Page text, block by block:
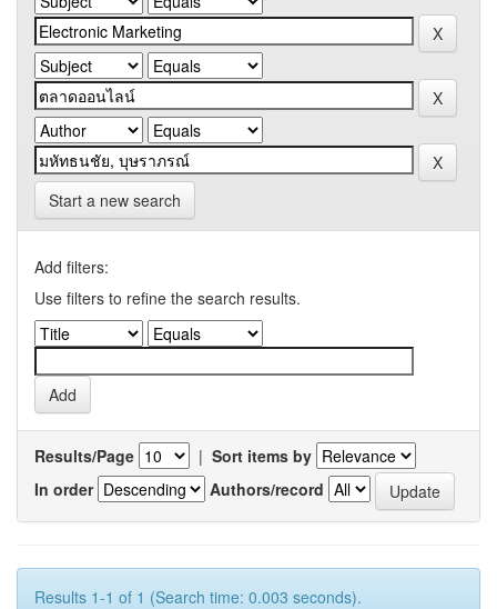
Start a new search
Add filters:
Use filters to refine the search results.
Results/Page | Sort items by
In order
Authors/record
Results 1-1 of 1 (Search time: 0.003 seconds).